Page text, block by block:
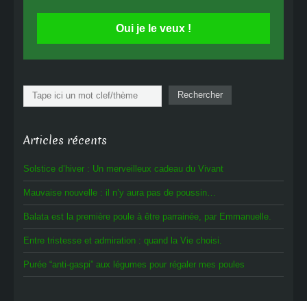
Oui je le veux !
Rechercher Rechercher
Articles récents
Solstice d’hiver : Un merveilleux cadeau du Vivant
Mauvaise nouvelle : il n’y aura pas de poussin…
Balata est la première poule à être parrainée, par Emmanuelle.
Entre tristesse et admiration : quand la Vie choisi.
Purée “anti-gaspi” aux légumes pour régaler mes poules